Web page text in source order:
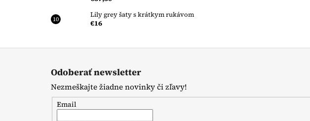
Lily grey šaty s krátkym rukávom
€16
Odoberať newsletter
Nezmeškajte žiadne novinky či zľavy!
Email